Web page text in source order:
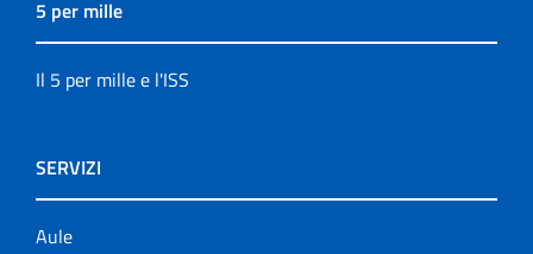
5 per mille
Il 5 per mille e l'ISS
SERVIZI
Aule